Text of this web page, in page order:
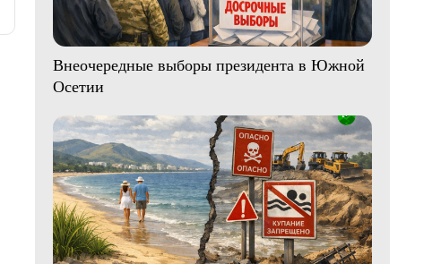
Внеочередные выборы президента в Южной
Осетии